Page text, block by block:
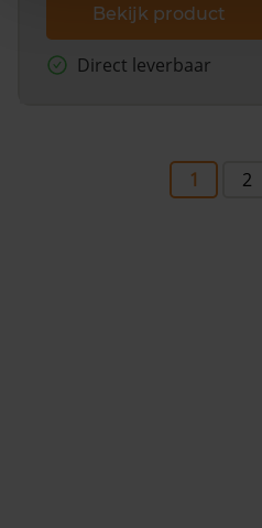
Bekijk product
Direct leverbaar
1 2